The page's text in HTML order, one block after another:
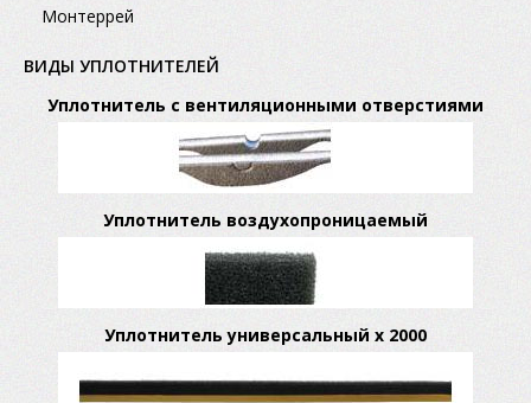
Монтеррей
ВИДЫ УПЛОТНИТЕЛЕЙ
Уплотнитель с вентиляционными отверстиями
Уплотнитель воздухопроницаемый
Уплотнитель универсальный х 2000